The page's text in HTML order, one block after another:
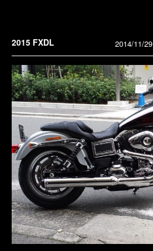
2015 FXDL 2014/11/29